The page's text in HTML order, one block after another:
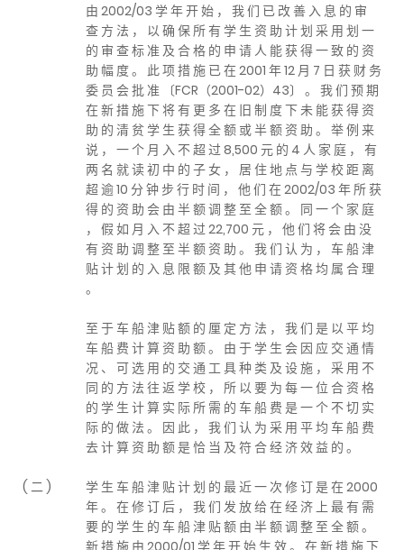
由 2002/03 学 年 开 始 ， 我 们 已 改 善 入 息 的 审
查 方 法 ， 以 确 保 所 有 学 生 资 助 计 划 采 用 划 一
的 审 查 标 准 及 合 格 的 申 请 人 能 获 得 一 致 的 资
助 幅 度 。 此 项 措 施 已 在 2001 年 12 月 7 日 获 财 务
委 员 会 批 准 〔FCR（2001-02）43〕 。 我 们 预 期
在 新 措 施 下 将 有 更 多 在 旧 制 度 下 未 能 获 得 资
助 的 清 贫 学 生 获 得 全 额 或 半 额 资 助 。 举 例 来
说 ， 一 个 月 入 不 超 过 8,500 元 的 4 人 家 庭 ， 有
两 名 就 读 初 中 的 子 女 ， 居 住 地 点 与 学 校 距 离
超 逾 10 分 钟 步 行 时 间 ， 他 们 在 2002/03 年 所 获
得 的 资 助 会 由 半 额 调 整 至 全 额 。 同 一 个 家 庭
， 假 如 月 入 不 超 过 22,700 元 ， 他 们 将 会 由 没
有 资 助 调 整 至 半 额 资 助 。 我 们 认 为 ， 车 船 津
贴 计 划 的 入 息 限 额 及 其 他 申 请 资 格 均 属 合 理
。
至 于 车 船 津 贴 额 的 厘 定 方 法 ， 我 们 是 以 平 均
车 船 费 计 算 资 助 额 。 由 于 学 生 会 因 应 交 通 情
况 、 可 选 用 的 交 通 工 具 种 类 及 设 施 ， 采 用 不
同 的 方 法 往 返 学 校 ， 所 以 要 为 每 一 位 合 资 格
的 学 生 计 算 实 际 所 需 的 车 船 费 是 一 个 不 切 实
际 的 做 法 。 因 此 ， 我 们 认 为 采 用 平 均 车 船 费
去 计 算 资 助 额 是 恰 当 及 符 合 经 济 效 益 的 。
( 二 )
学 生 车 船 津 贴 计 划 的 最 近 一 次 修 订 是 在 2000
年 。 在 修 订 后 ， 我 们 发 放 给 在 经 济 上 最 有 需
要 的 学 生 的 车 船 津 贴 额 由 半 额 调 整 至 全 额 。
新 措 施 由 2000/01 学 年 开 始 生 效 。 在 新 措 施 下